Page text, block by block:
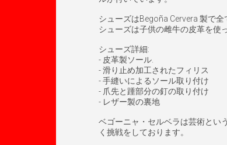
シューズはBegoña Cervera 製で全
シューズは子供の雌牛の皮革を使
シューズ詳細:
- 皮革製ソール.
- 滑り止め加工されたフィリス
- 手縫いによるソール取り付け
- 爪先と踵部分の釘の取り付け
- レザー製の裏地
ベゴーニャ・セルベラは芸術とい
く挑戦をしております。